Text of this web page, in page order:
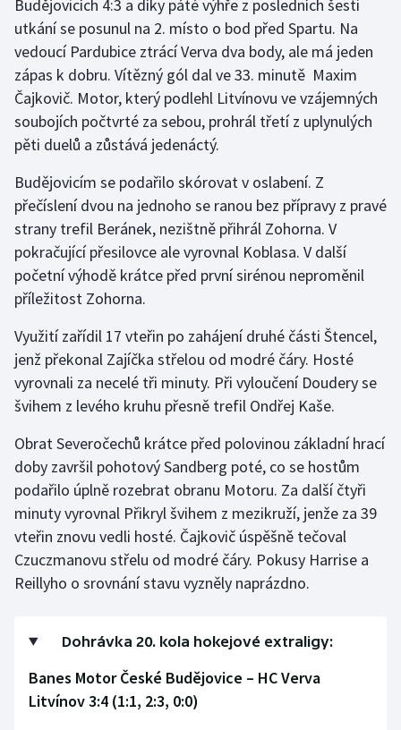
Futsal
Golf
Gymnastika
Házená
Jezdectví
Judo
Krasobruslení
Lyže a snowboard
Moderní pětiboj
Motorsport
Olympijské hry
Parasport
Plavání
Rychlobruslení
Budějovicích 4:3 a díky páté výhře z posledních šesti
utkání se posunul na 2. místo o bod před Spartu. Na
vedoucí Pardubice ztrácí Verva dva body, ale má jeden
zápas k dobru. Vítězný gól dal ve 33. minutě Maxim
Čajkovič. Motor, který podlehl Litvínovu ve vzájemných
soubojích počtvrté za sebou, prohrál třetí z uplynulých
pěti duelů a zůstává jedenáctý.
Budějovicím se podařilo skórovat v oslabení. Z
přečíslení dvou na jednoho se ranou bez přípravy z pravé
strany trefil Beránek, nezištně přihrál Zohorna. V
pokračující přesilovce ale vyrovnal Koblasa. V další
početní výhodě krátce před první sirénou neproměnil
příležitost Zohorna.
Využití zařídil 17 vteřin po zahájení druhé části Štencel,
jenž překonal Zajíčka střelou od modré čáry. Hosté
vyrovnali za necelé tři minuty. Při vyloučení Doudery se
švihem z levého kruhu přesně trefil Ondřej Kaše.
Obrat Severočechů krátce před polovinou základní hrací
doby završil pohotový Sandberg poté, co se hostům
podařilo úplně rozebrat obranu Motoru. Za další čtyři
minuty vyrovnal Přikryl švihem z mezikruží, jenže za 39
vteřin znovu vedli hosté. Čajkovič úspěšně tečoval
Czuczmanovu střelu od modré čáry. Pokusy Harrise a
Reillyho o srovnání stavu vyzněly naprázdno.
Dohrávka 20. kola hokejové extraligy:
Banes Motor České Budějovice – HC Verva
Litvínov 3:4 (1:1, 2:3, 0:0)